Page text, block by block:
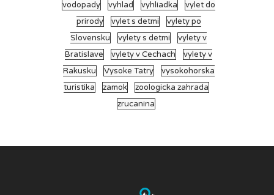
vodopady
vyhlad vyhliadka
vylet do
prirody
vylet s detmi
vylety po
Slovensku
vylety s detmi
vylety v
Bratislave
vylety v Cechach
vylety v
Rakusku
Vysoke Tatry
vysokohorska
turistika
zamok
zoologicka zahrada
zrucanina